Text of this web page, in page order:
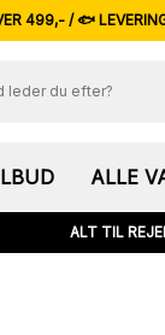
499,- / 🐟
ALLE
ALT TIL